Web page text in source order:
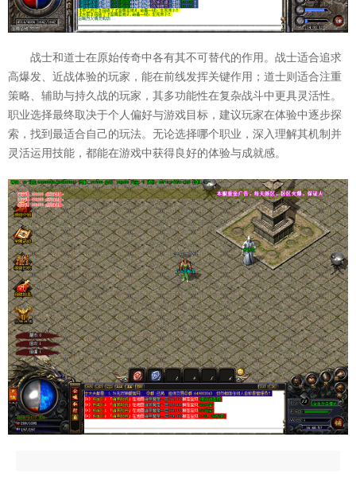
战士和道士在原始传奇中各有其不可替代的作用。战士适合追求
高爆发、近战体验的玩家，能在前线发挥关键作用；道士则适合注重
策略、辅助与持久战的玩家，其多功能性在复杂战斗中更具灵活性。
职业选择最终取决于个人偏好与游戏目标，建议玩家在体验中逐步探
索，找到最适合自己的玩法。无论选择哪个职业，深入理解其机制并
灵活运用技能，都能在游戏中获得良好的体验与成就感。